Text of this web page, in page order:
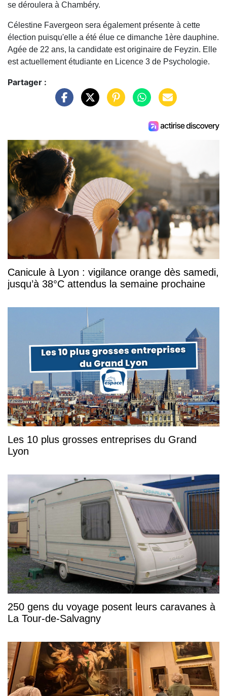
se déroulera à Chambéry.
Célestine Favergeon sera également présente à cette
élection puisqu'elle a été élue ce dimanche 1ère dauphine.
Agée de 22 ans, la candidate est originaire de Feyzin. Elle
est actuellement étudiante en Licence 3 de Psychologie.
Partager :
Canicule à Lyon : vigilance orange dès samedi,
jusqu’à 38°C attendus la semaine prochaine
Les 10 plus grosses entreprises du Grand
Lyon
250 gens du voyage posent leurs caravanes à
La Tour-de-Salvagny